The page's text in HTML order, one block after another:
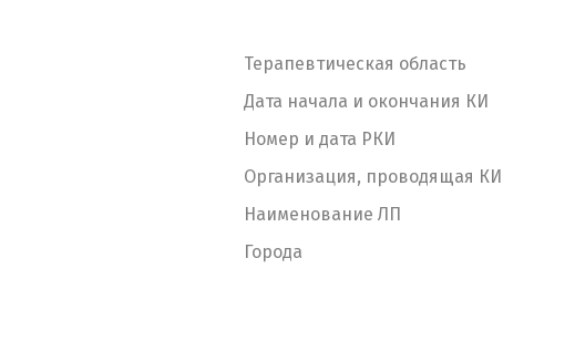
Терапевтическая область
Дата начала и окончания КИ
Номер и дата РКИ
Организация, проводящая КИ
Наименование ЛП
Города